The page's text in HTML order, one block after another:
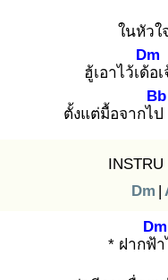
ในหัวใ
ฮู้เอาไว้เด้อ
Dm
ตั้งแต่มื้อจากไป
Bb
INSTRU
Dm |
* ฝากฟ้า
Dm